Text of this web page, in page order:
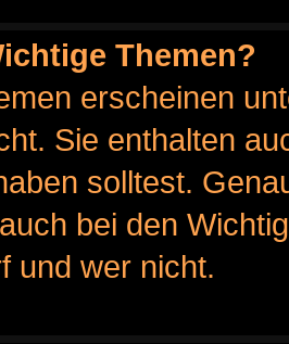
Themen?
erscheinen
Sie enthalten
solltest.
bei den
und wer nicht.